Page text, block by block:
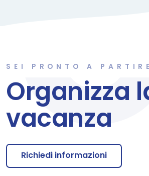
SEI PRONTO A
Organizza
vacanza
Richiedi informazioni